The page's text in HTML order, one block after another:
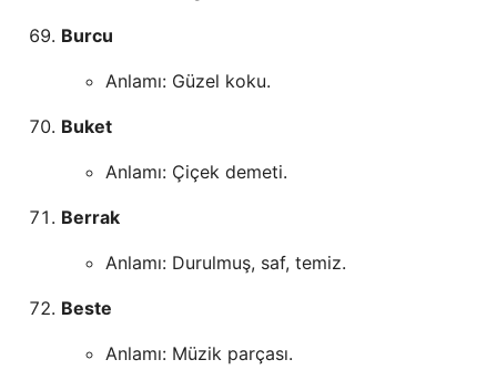
Burcu
Anlamı: Güzel koku.
Buket
Anlamı: Çiçek demeti.
Berrak
Anlamı: Durulmuş, saf, temiz.
Beste
Anlamı: Müzik parçası.